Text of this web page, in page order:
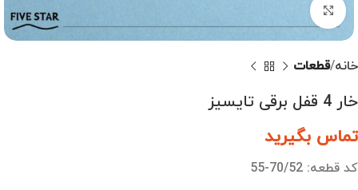
بزرگنمایی تصویر
خانه قطعات
خار 4 قفل برقی تایسیز
تماس بگیرید
کد قطعه: 70/52-55